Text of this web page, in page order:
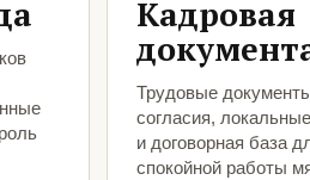
Кадровая
Трудовые
согласия,
и договорная база
спокойной работы